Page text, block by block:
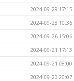
2024-09-29 17:15
2024-09-28 10:36
2024-09-26 15:06
2024-09-21 17:13
2024-09-21 08:00
2024-09-20 20:07